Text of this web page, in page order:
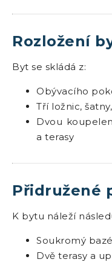
Rozložení
Byt se skládá z:
Obývacího
Tří ložnic,
Dvou
a terasy
Přidružené
K bytu náleží
Soukromý
Dvě terasy a